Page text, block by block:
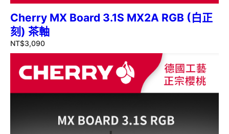
Cherry MX Board 3.1S MX2A RGB (白正
刻) 茶軸
NT$3,090